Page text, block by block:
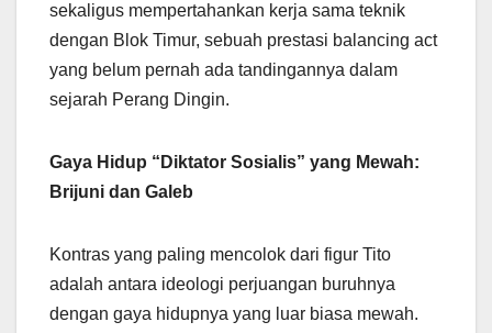
sekaligus mempertahankan kerja sama teknik
dengan Blok Timur, sebuah prestasi balancing act
yang belum pernah ada tandingannya dalam
sejarah Perang Dingin.
Gaya Hidup “Diktator Sosialis” yang Mewah:
Brijuni dan Galeb
Kontras yang paling mencolok dari figur Tito
adalah antara ideologi perjuangan buruhnya
dengan gaya hidupnya yang luar biasa mewah.